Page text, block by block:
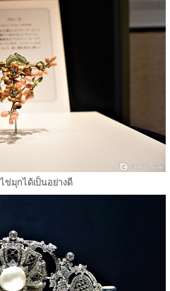
ข่มุกได้เป็นอย่างดี